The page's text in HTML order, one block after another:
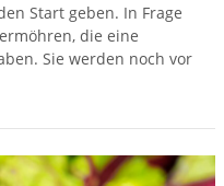
Start geben. In Frage
die eine
Sie werden noch vor